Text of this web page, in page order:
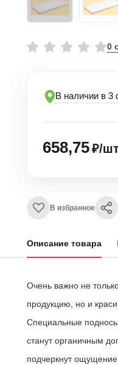
0
В наличии в 3
658,75₽/
В избранное
Описание товара
Очень важно не
продукцию, но и
Специальные
станут органичным
подчеркнут ощущение